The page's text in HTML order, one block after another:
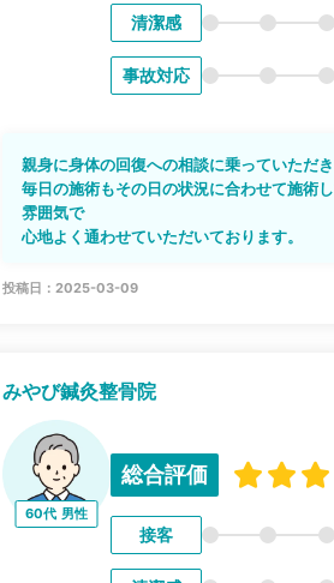
清潔感
事故対応
親身に身体の回復への相談に乗っていただき
毎日の施術もその日の状況に合わせて施術
雰囲気で
心地よく通わせていただいております。
投稿日：2025-03-09
みやび鍼灸整骨院
60代 男性
総合評価
接客